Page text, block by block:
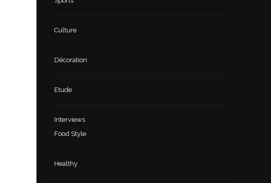
Culture
Décoration
Etude
Interviews
Food Style
Healthy